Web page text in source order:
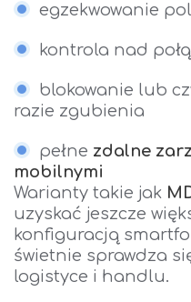
egzekwowanie
kontrola nad
blokowanie lub
razie zgubienia
pełne zdalne
mobilnymi
Warianty takie jak
uzyskać jeszcze
konfiguracją
świetnie sprawdza
logistyce i handlu.